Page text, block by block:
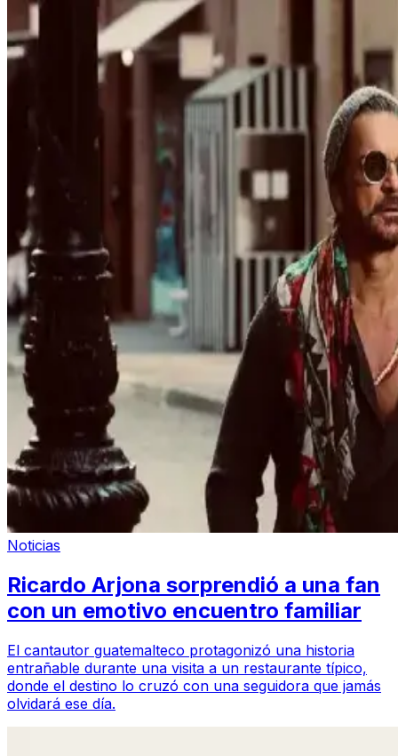
Noticias
Ricardo Arjona sorprendió a una fan
con un emotivo encuentro familiar
El cantautor guatemalteco protagonizó una historia
entrañable durante una visita a un restaurante típico,
donde el destino lo cruzó con una seguidora que jamás
olvidará ese día.